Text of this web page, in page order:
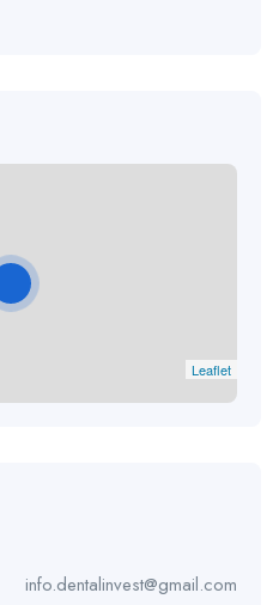
Leaflet
info.dentalinvest@gmail.com